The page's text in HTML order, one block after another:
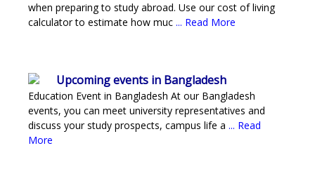
when preparing to study abroad. Use our cost of living
calculator to estimate how muc ... Read More
Upcoming events in Bangladesh
Education Event in Bangladesh At our Bangladesh
events, you can meet university representatives and
discuss your study prospects, campus life a ... Read
More